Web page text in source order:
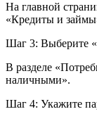
На главной
«Кредиты и
Шаг 3: Выберите
В разделе
наличными».
Шаг 4: Укажите